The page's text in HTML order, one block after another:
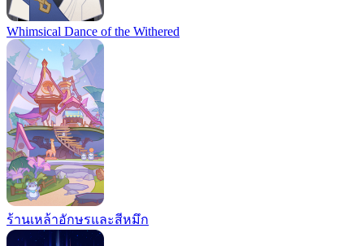
Whimsical Dance of the Withered
ร้านเหล้าอักษรและสีหมึก